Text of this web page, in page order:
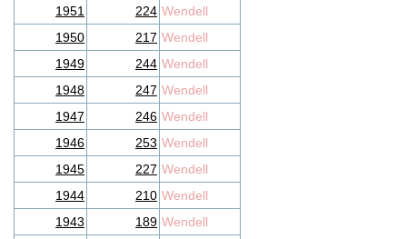
1951
224 Wendell
1950
217 Wendell
1949
244 Wendell
1948
247 Wendell
1947
246 Wendell
1946
253 Wendell
1945
227 Wendell
1944
210 Wendell
1943
189 Wendell